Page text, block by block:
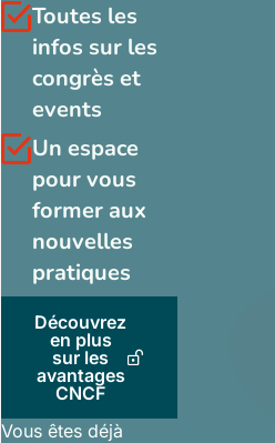
Toutes les
infos sur les
congrès et
events
Un espace
pour vous
former aux
nouvelles
pratiques
Découvrez
en plus
sur les
avantages
CNCF
Vous êtes déjà